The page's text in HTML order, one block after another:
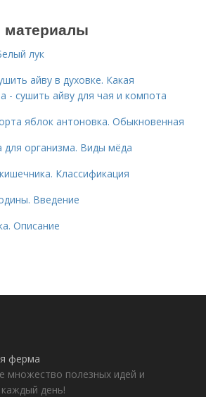
лук
айву в духовке. Какая
- сушить айву для чая и компота
яблок антоновка. Обыкновенная
для организма. Виды мёда
Классификация
Введение
Описание
ферма
множество полезных идей и
день!